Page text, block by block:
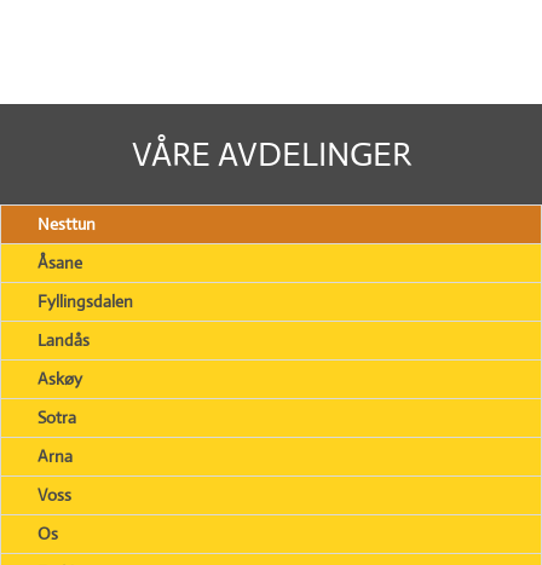
VÅRE AVDELINGER
Nesttun
Åsane
Fyllingsdalen
Landås
Askøy
Sotra
Arna
Voss
Os